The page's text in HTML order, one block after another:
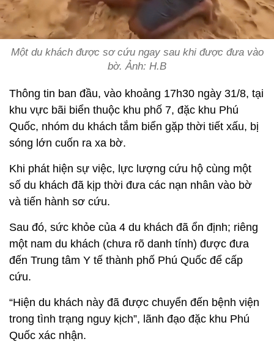
Một du khách được sơ cứu ngay sau khi được đưa vào
bờ. Ảnh: H.B
Thông tin ban đầu, vào khoảng 17h30 ngày 31/8, tại
khu vực bãi biển thuộc khu phố 7, đặc khu Phú
Quốc, nhóm du khách tắm biển gặp thời tiết xấu, bị
sóng lớn cuốn ra xa bờ.
Khi phát hiện sự việc, lực lượng cứu hộ cùng một
số du khách đã kịp thời đưa các nạn nhân vào bờ
và tiến hành sơ cứu.
Sau đó, sức khỏe của 4 du khách đã ổn định; riêng
một nam du khách (chưa rõ danh tính) được đưa
đến Trung tâm Y tế thành phố Phú Quốc để cấp
cứu.
“Hiện du khách này đã được chuyển đến bệnh viện
trong tình trạng nguy kịch”, lãnh đạo đặc khu Phú
Quốc xác nhận.